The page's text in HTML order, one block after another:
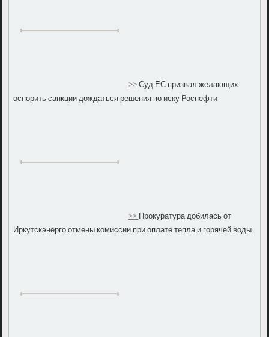
>>Суд ЕС призвал желающих
оспорить санкции дождаться решения по иску Роснефти
>>Прокуратура добилась от
Иркутскэнерго отмены комиссии при оплате тепла и горячей воды